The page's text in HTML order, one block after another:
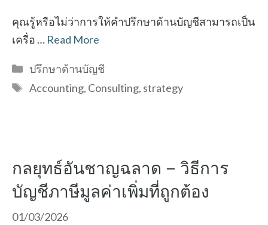
คุณรู้หรือไม่ว่าการให้คำปรึกษาด้านบัญชีสามารถเป็น
เครื่อ … Read More
Categories
ปรึกษาด้านบัญชี
Tags
Accounting, Consulting, strategy
กลยุทธ์อันชาญฉลาด – วิธีการ
บัญชีภาษีมูลค่าเพิ่มที่ถูกต้อง
01/03/2026